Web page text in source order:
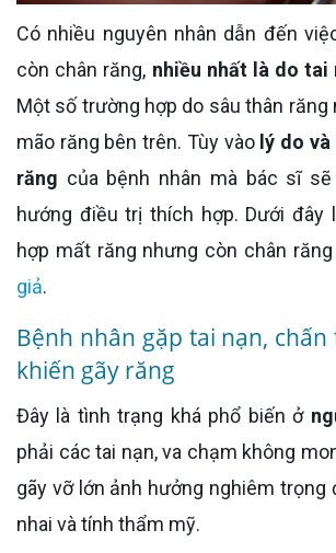
Có nhiều nguyên nhân dẫn đến việc răng bị gãy vỡ
còn chân răng, nhiều nhất là do tai
Một số trường hợp do sâu thân răng
mão răng bên trên. Tùy vào lý do
răng của bệnh nhân mà bác sĩ
hướng điều trị thích hợp. Dưới đây
hợp mất răng nhưng còn chân
giả.
Bệnh nhân gặp tai nạn,
khiến gãy răng
Đây là tình trạng khá phổ biến ở
phải các tai nạn, va chạm không
gãy vỡ lớn ảnh hưởng nghiêm trọng
nhai và tính thẩm mỹ.